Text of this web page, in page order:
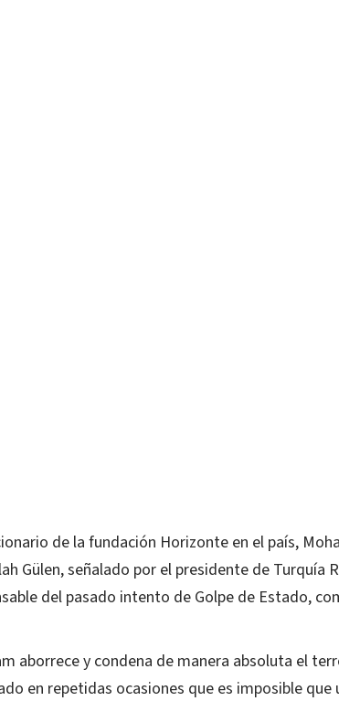
de la fundación Horizonte en el país,
Gülen, señalado por el presidente de Turquía
del pasado intento de Golpe de Estado,
aborrece y condena de manera absoluta el
en repetidas ocasiones que es imposible